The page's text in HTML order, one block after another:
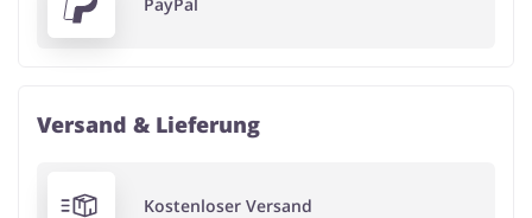
Versand & Lieferung
Kostenloser Versand